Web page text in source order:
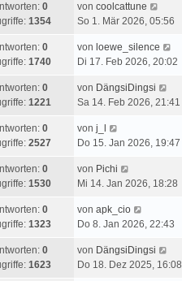
0
1354
von coolcattune
So 1. Mär 2026, 05:56
0
1740
von loewe_silence
Di 17. Feb 2026, 20:02
0
1221
von DängsiDingsi
Sa 14. Feb 2026, 21:41
0
2527
von j_l
Do 15. Jan 2026, 19:47
0
1530
von Pichi
Mi 14. Jan 2026, 18:28
0
1323
von apk_cio
Do 8. Jan 2026, 22:43
0
1623
von DängsiDingsi
Do 18. Dez 2025, 16:08